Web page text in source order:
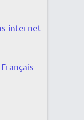
internet